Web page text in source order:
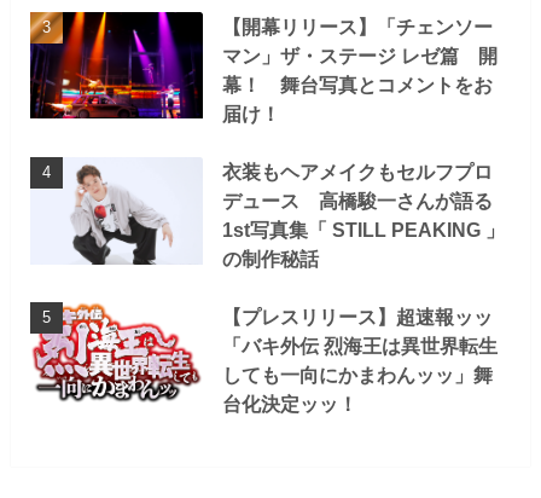
【開幕リリース】「チェンソー
マン」ザ・ステージ レゼ篇 開
幕！ 舞台写真とコメントをお
届け！
衣装もヘアメイクもセルフプロ
デュース 高橋駿一さんが語る
1st写真集「 STILL PEAKING 」
の制作秘話
【プレスリリース】超速報ッッ
「バキ外伝 烈海王は異世界転生
しても一向にかまわんッッ」舞
台化決定ッッ！